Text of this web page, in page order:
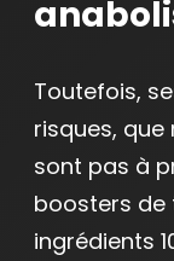
Toutefois,
risques,
sont pas à
boosters de
ingrédients